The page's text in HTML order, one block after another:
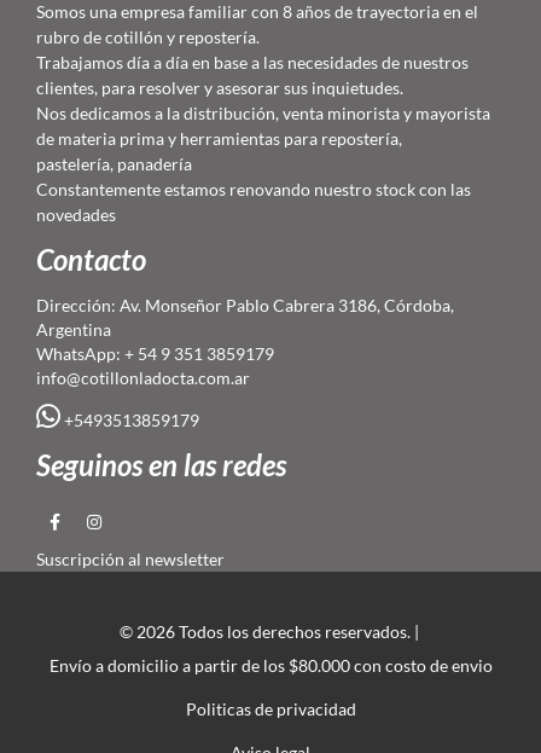
Somos una empresa familiar con 8 años de trayectoria en el
rubro de cotillón y repostería.
Trabajamos día a día en base a las necesidades de nuestros
clientes, para resolver y asesorar sus inquietudes.
Nos dedicamos a la distribución, venta minorista y mayorista
de materia prima y herramientas para repostería,
pastelería, panadería
Constantemente estamos renovando nuestro stock con las
novedades
Contacto
Dirección: Av. Monseñor Pablo Cabrera 3186, Córdoba,
Argentina
WhatsApp: + 54 9 351 3859179
info@cotillonladocta.com.ar
+5493513859179
Seguinos en las redes
Suscripción al newsletter
© 2026 Todos los derechos reservados. |
Envío a domicilio a partir de los $80.000 con costo de envio
Politicas de privacidad